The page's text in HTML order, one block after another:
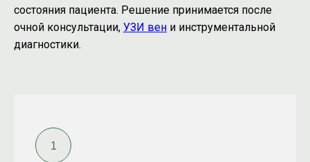
состояния пациента. Решение принимается после
очной консультации, УЗИ вен и инструментальной
диагностики.